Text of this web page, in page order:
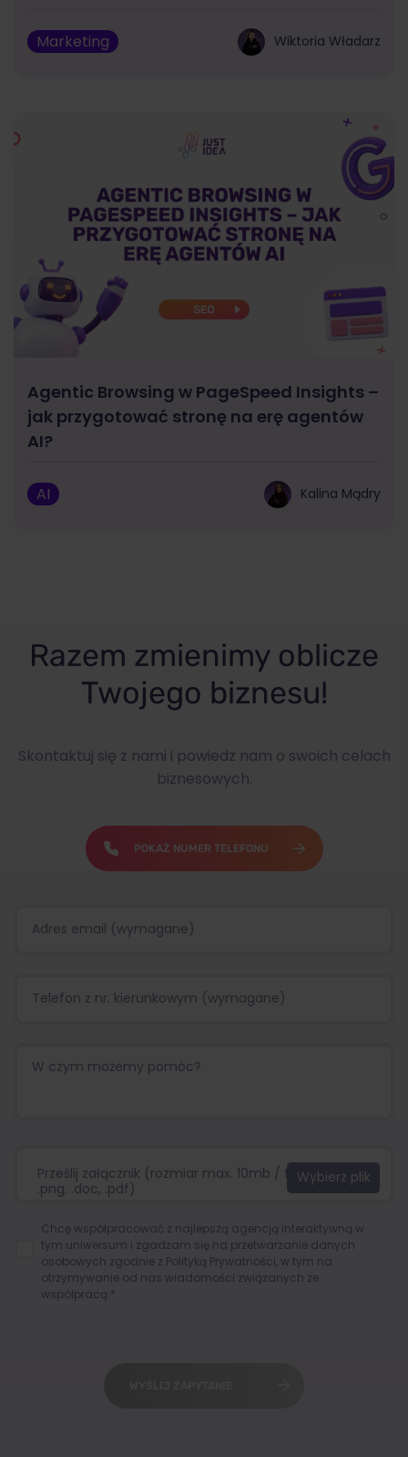
Marketing Wiktoria Władarz
Agentic Browsing w PageSpeed Insights –
jak przygotować stronę na erę agentów
AI?
AI Kalina Mądry
Razem zmienimy oblicze
Twojego biznesu!
Skontaktuj się z nami i powiedz nam o swoich celach
biznesowych.
POKAŻ NUMER TELEFONU
Prześlij załącznik (rozmiar max. 10mb / format:.jpg,
.png, .doc, .pdf)
Chcę współpracować z najlepszą agencją interaktywną w
tym uniwersum i zgadzam się na przetwarzanie danych
osobowych zgodnie z Polityką Prywatności , w tym na
otrzymywanie od nas wiadomości związanych ze
współpracą.*